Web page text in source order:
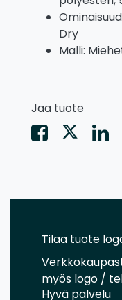
Dry
Malli:
Jaa tuote
Tilaa tuote
myös logo /
Hyvä palvelu